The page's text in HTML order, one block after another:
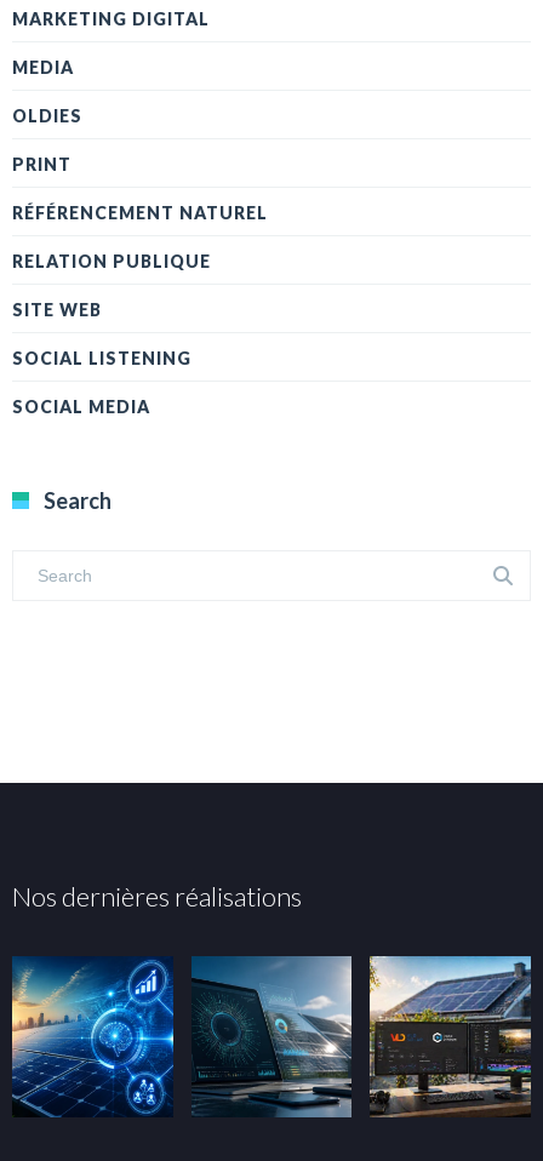
MARKETING DIGITAL
MEDIA
OLDIES
PRINT
RÉFÉRENCEMENT NATUREL
RELATION PUBLIQUE
SITE WEB
SOCIAL LISTENING
SOCIAL MEDIA
Search
Nos dernières réalisations